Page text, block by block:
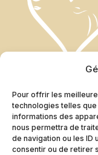
Pour offrir les
technologies telles
informations des
nous permettra de
de navigation ou les ID
consentir ou de retirer
Abonnez-